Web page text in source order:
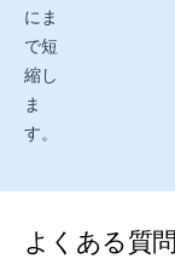
にま
で短
縮し
ま
す。
よくある質問